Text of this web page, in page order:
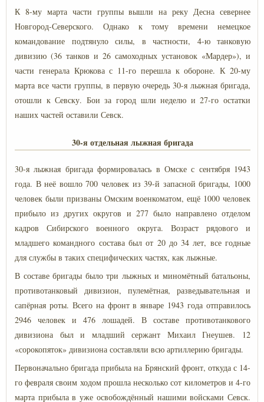
К 8-му марта части группы вышли на реку Десна севернее
Новгород-Северского. Однако к тому времени немецкое
командование подтянуло силы, в частности, 4-ю танковую
дивизию (36 танков и 26 самоходных установок «Мардер»), и
части генерала Крюкова с 11-го перешла к обороне. К 20-му
марта все части группы, в первую очередь 30-я лыжная бригада,
отошли к Севску. Бои за город шли неделю и 27-го остатки
наших частей оставили Севск.
30-я отдельная лыжная бригада
30-я лыжная бригада формировалась в Омске с сентября 1943
года. В неё вошло 700 человек из 39-й запасной бригады, 1000
человек были призваны Омским военкоматом, ещё 1000 человек
прибыло из других округов и 277 было направлено отделом
кадров Сибирского военного округа. Возраст рядового и
младшего командного состава был от 20 до 34 лет, все годные
для службы в таких специфических частях, как лыжные.
В составе бригады было три лыжных и миномётный батальоны,
противотанковый дивизион, пулемётная, разведывательная и
сапёрная роты. Всего на фронт в январе 1943 года отправилось
2946 человек и 476 лошадей. В составе противотанкового
дивизиона был и младший сержант Михаил Гнеушев. 12
«сорокопяток» дивизиона составляли всю артиллерию бригады.
Первоначально бригада прибыла на Брянский фронт, откуда с 14-
го февраля своим ходом прошла несколько сот километров и 4-го
марта прибыла в уже освобождённый нашими войсками Севск.